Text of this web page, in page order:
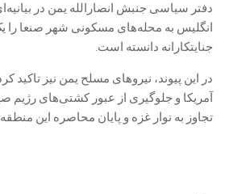
دفتر سیاسی جنبش انصارالله یمن در
انگلیس به محله‌های مسکونی شهر صنعا را
جنایتکارانه دانسته است.
در این پیوند، نیروهای مسلح یمن نیز تاکید
آمریکا و جلوگیری از عبور کشتی‌های رژیم
تجاوز به نوار غزه و پایان محاصره این منطقه